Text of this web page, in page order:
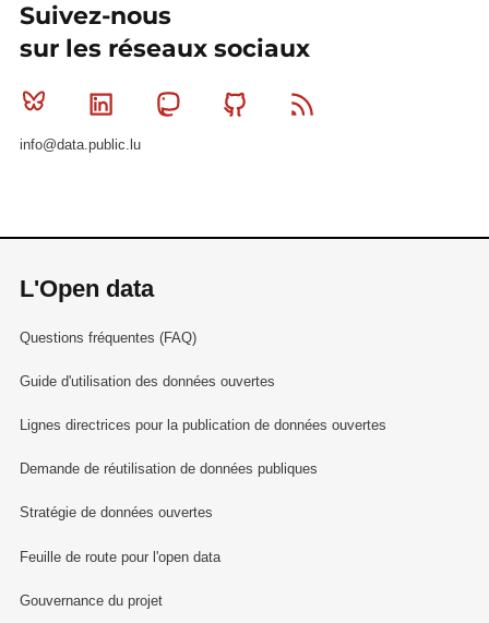
Suivez-nous
sur les réseaux sociaux
Bluesky Linkedin MastodonGithub
info@data.public.lu
L'Open data
Questions fréquentes (FAQ)
Guide d'utilisation des données ouvertes
Lignes directrices pour la publication de données ouvertes
Demande de réutilisation de données publiques
Stratégie de données ouvertes
Feuille de route pour l'open data
Gouvernance du projet